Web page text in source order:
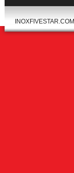
INOXFIVESTAR.COM